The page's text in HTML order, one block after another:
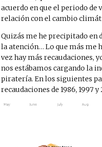
acuerdo en que el periodo de
relación con el cambio
Quizás me he precipitado en
la atención… Lo que más me
vez hay más recaudaciones,
nos estábamos cargando la
piratería. En los siguientes
recaudaciones de 1986, 1997 y